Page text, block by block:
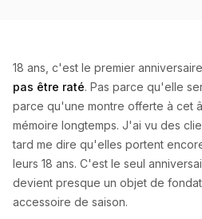
18 ans, c'est le premier
pas être raté. Pas parce qu'elle
parce qu'une montre offerte à cet
mémoire longtemps. J'ai vu des
tard me dire qu'elles portent
leurs 18 ans. C'est le seul
devient presque un objet de
accessoire de saison.